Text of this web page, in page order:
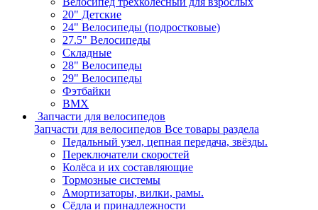
20" Детские
24" Велосипеды (подростковые)
27.5" Велосипеды
Складные
28" Велосипеды
29" Велосипеды
Фэтбайки
BMX
Запчасти для велосипедов
Запчасти для велосипедов Все товары раздела
Педальный узел, цепная передача, звёзды.
Переключатели скоростей
Колёса и их составляющие
Тормозные системы
Амортизаторы, вилки, рамы.
Сёдла и принадлежности